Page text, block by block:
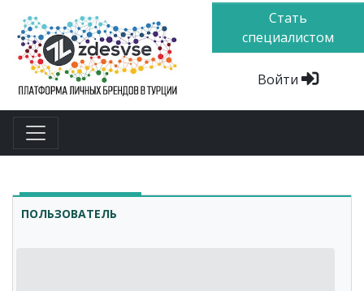
Стать
специалистом
Войти
ПОЛЬЗОВАТЕЛЬ